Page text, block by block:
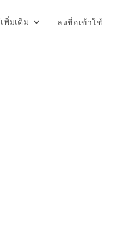
พิ่มเติม ลงชื่อเข้าใช้